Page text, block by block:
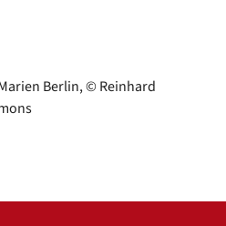
Berlin, © Reinhard